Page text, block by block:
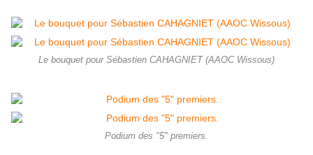
Le bouquet pour Sébastien CAHAGNIET (AAOC Wissous)
Podium des "5" premiers.